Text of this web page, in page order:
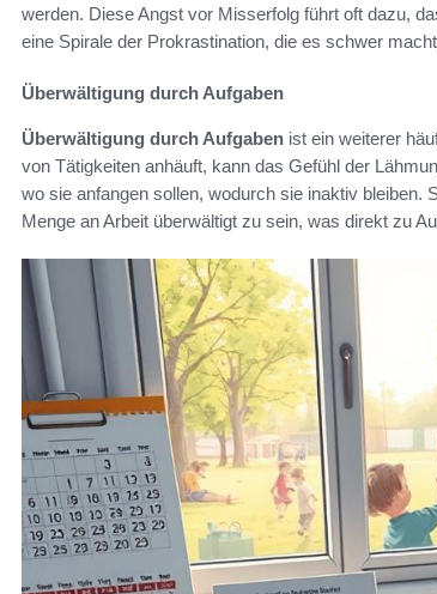
werden. Diese Angst vor Misserfolg führt oft dazu,
eine Spirale der Prokrastination, die es schwer
Überwältigung durch Aufgaben
Überwältigung durch Aufgaben ist ein weiterer
von Tätigkeiten anhäuft, kann das Gefühl der
wo sie anfangen sollen, wodurch sie inaktiv bleiben.
Menge an Arbeit überwältigt zu sein, was direkt zu